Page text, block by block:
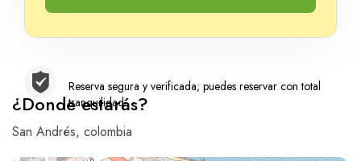
Reserva segura y verificada; puedes reservar con total
tranquilidad
¿Donde estarás?
San Andrés, colombia